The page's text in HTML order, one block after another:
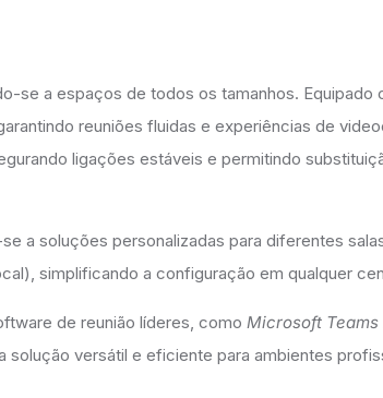
se a espaços de todos os tamanhos. Equipado
reuniões fluidas e experiências de
ligações estáveis e permitindo
a soluções personalizadas para diferentes
simplificando a configuração em qualquer
de reunião líderes, como Microsoft Teams
versátil e eficiente para ambientes